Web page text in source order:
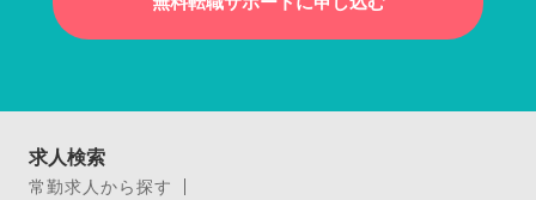
求人検索
常勤求人から探す